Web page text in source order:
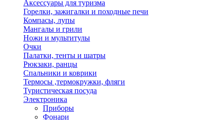
Аксессуары для туризма
Горелки, зажигалки и походные печи
Компасы, лупы
Мангалы и грили
Ножи и мультитулы
Очки
Палатки, тенты и шатры
Рюкзаки, ранцы
Спальники и коврики
Термосы ,термокружки, фляги
Туристическая посуда
Электроника
Приборы
Фонари